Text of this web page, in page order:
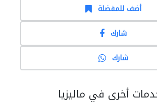
أضف للمفضلة
شارك
شارك
أخرى في ماليزيا